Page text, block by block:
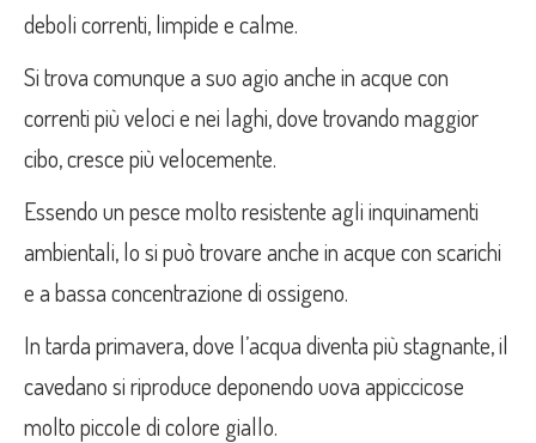
deboli correnti, limpide e calme.
Si trova comunque a suo agio anche in acque con
correnti più veloci e nei laghi, dove trovando maggior
cibo, cresce più velocemente.
Essendo un pesce molto resistente agli inquinamenti
ambientali, lo si può trovare anche in acque con scarichi
e a bassa concentrazione di ossigeno.
In tarda primavera, dove l’acqua diventa più stagnante, il
cavedano si riproduce deponendo uova appiccicose
molto piccole di colore giallo.